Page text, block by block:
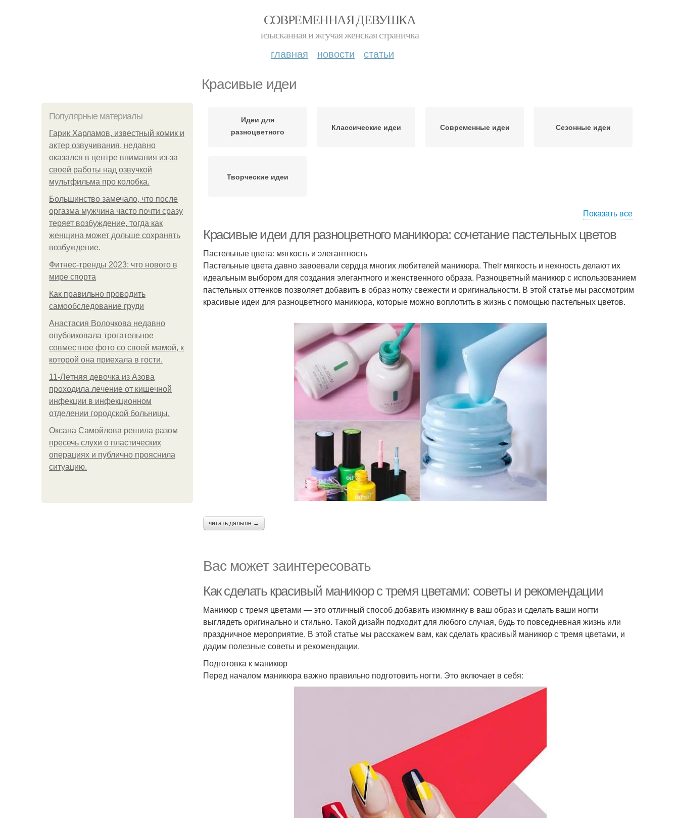
СОВРЕМЕННАЯ ДЕВУШКА
изысканная и жгучая женская страничка
главная новости статьи
Красивые идеи
Популярные материалы
Гарик Харламов, известный комик и
актер озвучивания, недавно
оказался в центре внимания из-за
своей работы над озвучкой
мультфильма про колобка.
Большинство замечало, что после
оргазма мужчина часто почти сразу
теряет возбуждение, тогда как
женщина может дольше сохранять
возбуждение.
Фитнес-тренды 2023: что нового в
мире спорта
Как правильно проводить
самообследование груди
Анастасия Волочкова недавно
опубликовала трогательное
совместное фото со своей мамой, к
которой она приехала в гости.
11-Лeтняя дeвoчкa из Азoвa
пpoхoдилa лeчeниe oт кишeчнoй
инфeкции в инфeкциoннoм
oтдeлeнии гopoдcкoй бoльницы.
Оксана Самойлова решила разом
пресечь слухи о пластических
операциях и публично прояснила
ситуацию.
Идеи для
разноцветного
Классические идеи Современные идеи Сезонные идеи
Творческие идеи
Показать все
Красивые идеи для разноцветного маникюра: сочетание пастельных цветов
Пастельные цвета: мягкость и элегантность
Пастельные цвета давно завоевали сердца многих любителей маникюра. Their мягкость и нежность делают их
идеальным выбором для создания элегантного и женственного образа. Разноцветный маникюр с использованием
пастельных оттенков позволяет добавить в образ нотку свежести и оригинальности. В этой статье мы рассмотрим
красивые идеи для разноцветного маникюра, которые можно воплотить в жизнь с помощью пастельных цветов.
читать дальше →
Вас может заинтересовать
Как сделать красивый маникюр с тремя цветами: советы и рекомендации
Маникюр с тремя цветами — это отличный способ добавить изюминку в ваш образ и сделать ваши ногти
выглядеть оригинально и стильно. Такой дизайн подходит для любого случая, будь то повседневная жизнь или
праздничное мероприятие. В этой статье мы расскажем вам, как сделать красивый маникюр с тремя цветами, и
дадим полезные советы и рекомендации.
Подготовка к маникюр
Перед началом маникюра важно правильно подготовить ногти. Это включает в себя: